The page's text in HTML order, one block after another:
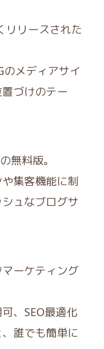
リリースされた
メディアサイ
づけのテー
無料版。
集客機能に制
ュなブログサ
ーケティング
、SEO最適化
誰でも簡単に